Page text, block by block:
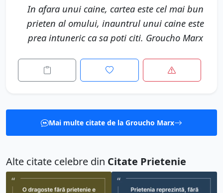
In afara unui caine, cartea este cel mai bun
prieten al omului, inauntrul unui caine este
prea intuneric ca sa poti citi. Groucho Marx
Mai multe citate de la Groucho Marx
Alte citate celebre din Citate Prietenie